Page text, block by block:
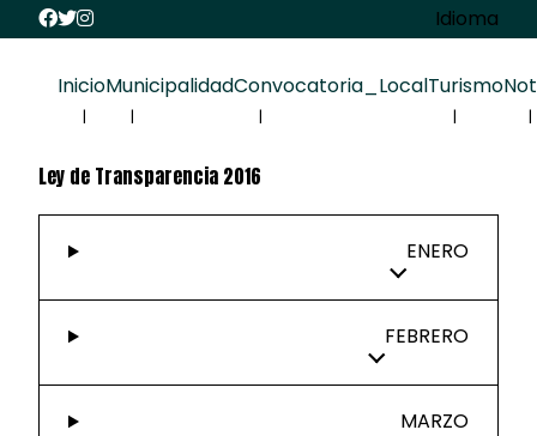
Idioma
InicioMunicipalidadConvocatoria_LocalTurismo
Ley de Transparencia 2016
ENERO
FEBRERO
MARZO